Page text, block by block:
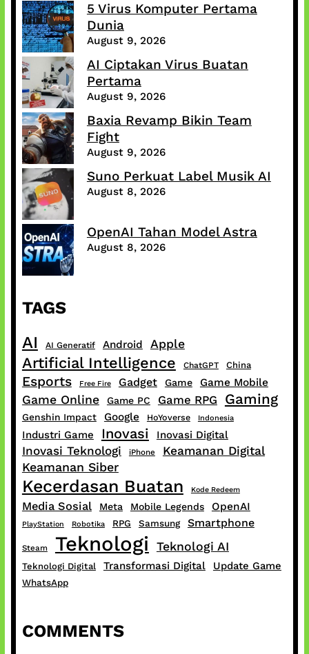
5 Virus Komputer Pertama
Dunia
August 9, 2026
AI Ciptakan Virus Buatan
Pertama
August 9, 2026
Baxia Revamp Bikin Team
Fight
August 9, 2026
Suno Perkuat Label Musik AI
August 8, 2026
OpenAI Tahan Model Astra
August 8, 2026
TAGS
AI AI Generatif Android Apple
Artificial Intelligence ChatGPT China
Esports Free Fire Gadget Game Game Mobile
Game Online Game PC Game RPG Gaming
Genshin Impact Google HoYoverse Indonesia
Industri Game Inovasi Inovasi Digital
Inovasi Teknologi iPhone Keamanan Digital
Keamanan Siber
Kecerdasan Buatan Kode Redeem
Media Sosial Meta Mobile Legends OpenAI
PlayStation Robotika RPG Samsung Smartphone
Steam Teknologi Teknologi AI
Teknologi Digital Transformasi Digital Update Game
WhatsApp
COMMENTS